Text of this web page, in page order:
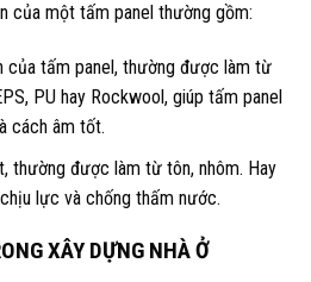
của một tấm panel thường gồm:
của tấm panel, thường được làm từ
PU hay Rockwool, giúp tấm panel
cách âm tốt.
thường được làm từ tôn, nhôm. Hay
lực và chống thấm nước.
XÂY DỰNG NHÀ Ở